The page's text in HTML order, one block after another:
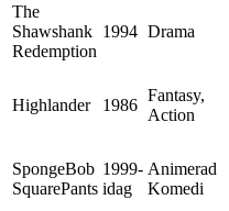
The
Shawshank
Redemption
1994 Drama
Highlander 1986
Fantasy,
Action
SpongeBob
SquarePants
1999-
idag
Animerad
Komedi